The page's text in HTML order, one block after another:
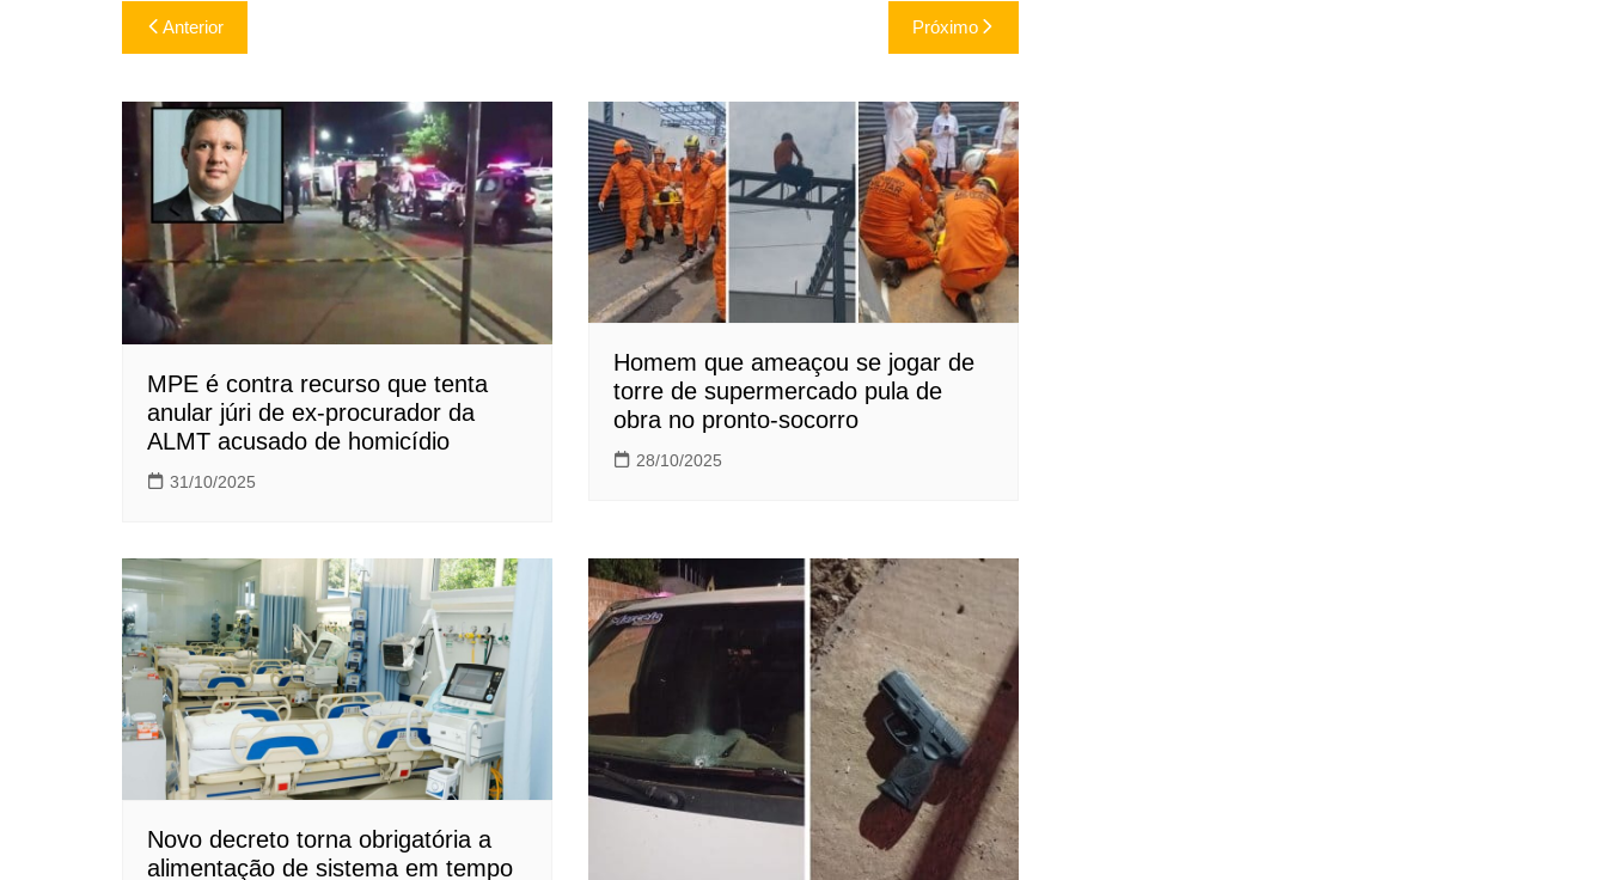
Navegação
de
Post
Anterior Próximo
MPE é contra recurso que tenta
anular júri de ex-procurador da
ALMT acusado de homicídio
31/10/2025
Homem que ameaçou se jogar de
torre de supermercado pula de
obra no pronto-socorro
28/10/2025
Novo decreto torna obrigatória a
alimentação de sistema em tempo